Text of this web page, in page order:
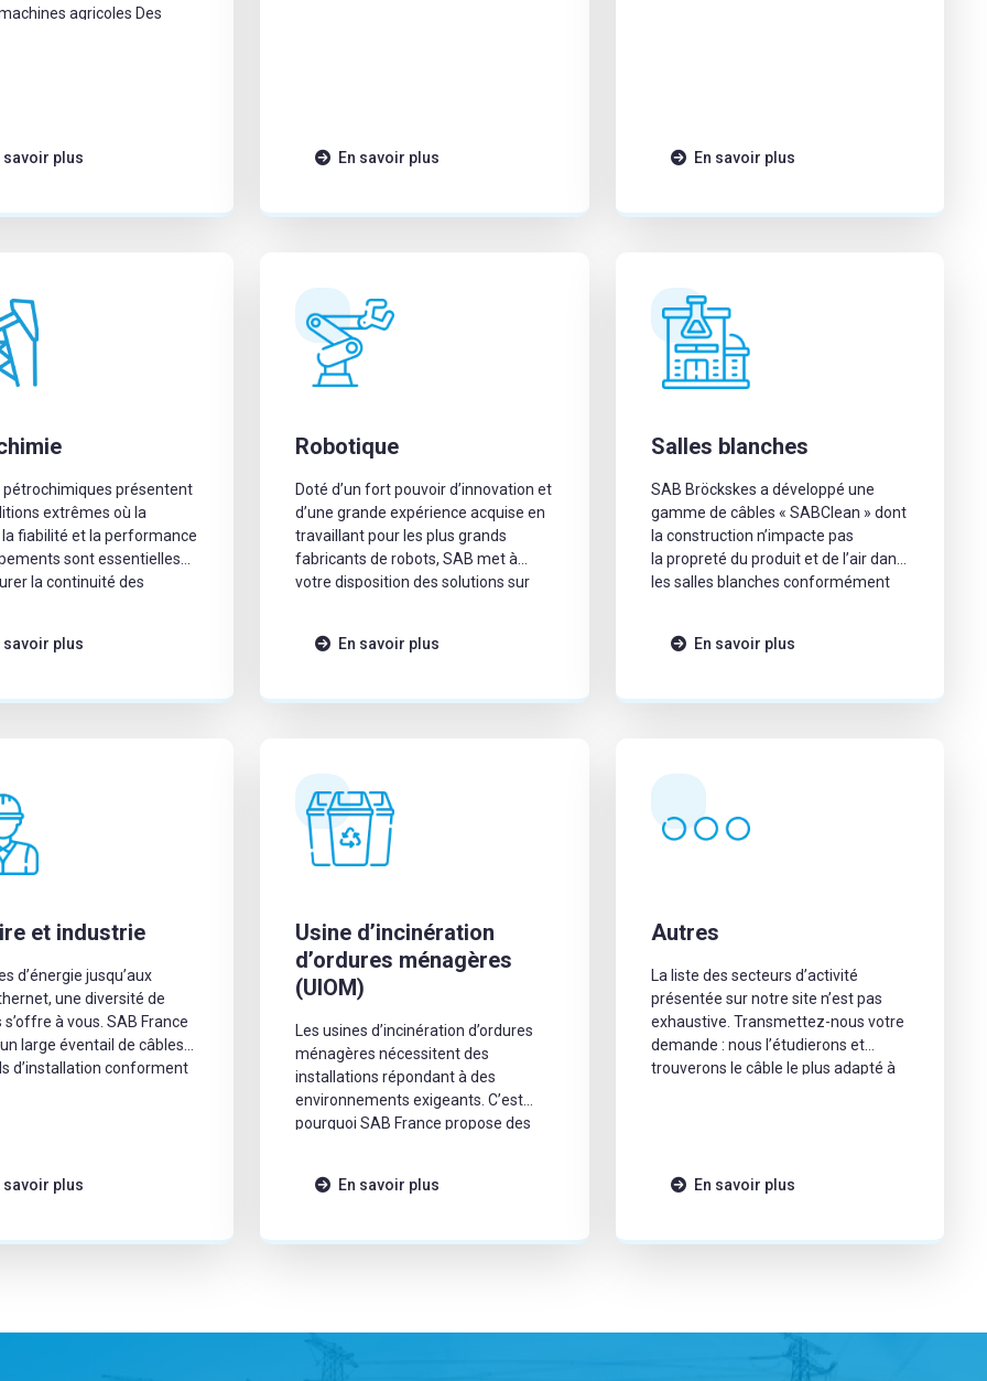
agricoles Des
la boue, l’humidité, les
savoir plus
données, de commande et
d’alimentation flexibles appropriés
la machine.
En savoir plus En savoir plus
pétrochimiques présentent
extrêmes où la
fiabilité et la performance
sont essentielles
la continuité des
savoir plus
Robotique
Doté d’un fort pouvoir d’innovation et
d’une grande expérience acquise en
travaillant pour les plus grands
fabricants de robots, SAB met à
votre disposition des solutions sur
En savoir plus
Salles blanches
SAB Bröckskes a développé une
gamme de câbles « SABClean » dont
la construction n’impacte pas
la propreté du produit et de l’air dans
les salles blanches conformément
En savoir plus
et industrie
d’énergie jusqu’aux
une diversité de
à vous. SAB France
large éventail de câbles
d’installation conforment
savoir plus
Usine d’incinération
d’ordures ménagères
(UIOM)
Les usines d’incinération d’ordures
ménagères nécessitent des
installations répondant à des
environnements exigeants. C’est
pourquoi SAB France propose des
En savoir plus
Autres
La liste des secteurs d’activité
présentée sur notre site n’est pas
exhaustive. Transmettez-nous votre
demande : nous l’étudierons et
trouverons le câble le plus adapté à
En savoir plus